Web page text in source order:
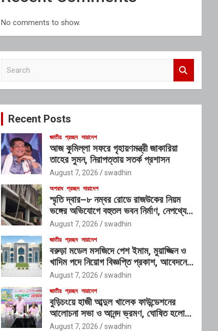
No comments to show.
c
Recent Posts
জাতীয় প্রচ্ছদ সারাদেশ
আজ কুমিল্লা সফরে গৃহায়ণমন্ত্রী জাকারিয়া
তাহের সুমন, নিরাপত্তায় সতর্ক প্রশাসন
August 7, 2026 swadhin
অপরাধ প্রচ্ছদ সারাদেশ
স্মৃতি দ্বার–৮ নম্বর রোডে রাজউকের নিয়ম
ভঙ্গের অভিযোগে বহুতল ভবন নির্মাণ, নেপথ্যে
প্রভাবশালী চক্রের যোগসাজশের প্রশ্ন
August 7, 2026 swadhin
জাতীয় প্রচ্ছদ সারাদেশ
বরুড়া মডেল মসজিদে পেশ ইমাম, মুয়াজ্জিন ও
খাদিম পদে নিয়োগ বিজ্ঞপ্তি প্রকাশ, আবেদনের
শেষ সময় ১০ আগস্ট
August 7, 2026 swadhin
জাতীয় প্রচ্ছদ সারাদেশ
বুড়িচংয়ে হাজী আব্দুল খালেক ফাউন্ডেশনের
আলোচনা সভা ও আনন্দ ভ্রমণ, ঘোষিত হলো
নতুন কার্যনির্বাহী কমিটি
August 7, 2026 swadhin